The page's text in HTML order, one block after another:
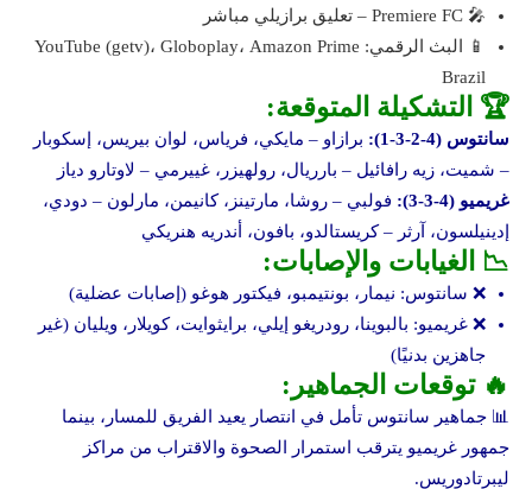
🎤 Premiere FC – تعليق برازيلي مباشر
📱 البث الرقمي: YouTube (getv)، Globoplay، Amazon Prime
Brazil
🏆 التشكيلة المتوقعة:
سانتوس (4-2-3-1):
برازاو – مايكي، فرياس، لوان بيريس، إسكوبار
– شميت، زيه رافائيل – بارريال، رولهيزر، غييرمي – لاوتارو دياز
غريميو (4-3-3):
فولبي – روشا، مارتينز، كانيمن، مارلون – دودي،
إدينيلسون، آرثر – كريستالدو، بافون، أندريه هنريكي
📉 الغيابات والإصابات:
❌ سانتوس: نيمار، بونتيمبو، فيكتور هوغو (إصابات عضلية)
❌ غريميو: بالبوينا، رودريغو إيلي، برايثوايت، كويلار، ويليان (غير
جاهزين بدنيًا)
🔥 توقعات الجماهير:
📊 جماهير سانتوس تأمل في انتصار يعيد الفريق للمسار، بينما
جمهور غريميو يترقب استمرار الصحوة والاقتراب من مراكز
ليبرتادوريس.